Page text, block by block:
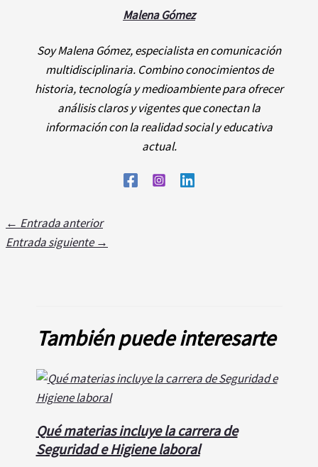
Malena Gómez
Soy Malena Gómez, especialista en comunicación
multidisciplinaria. Combino conocimientos de
historia, tecnología y medioambiente para ofrecer
análisis claros y vigentes que conectan la
información con la realidad social y educativa
actual.
← Entrada anterior
Entrada siguiente →
También puede interesarte
Qué materias incluye la carrera de
Seguridad e Higiene laboral